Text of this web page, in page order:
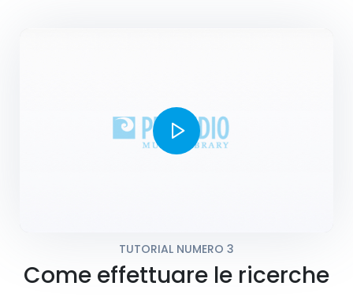
TUTORIAL NUMERO 3
Come effettuare le ricerche